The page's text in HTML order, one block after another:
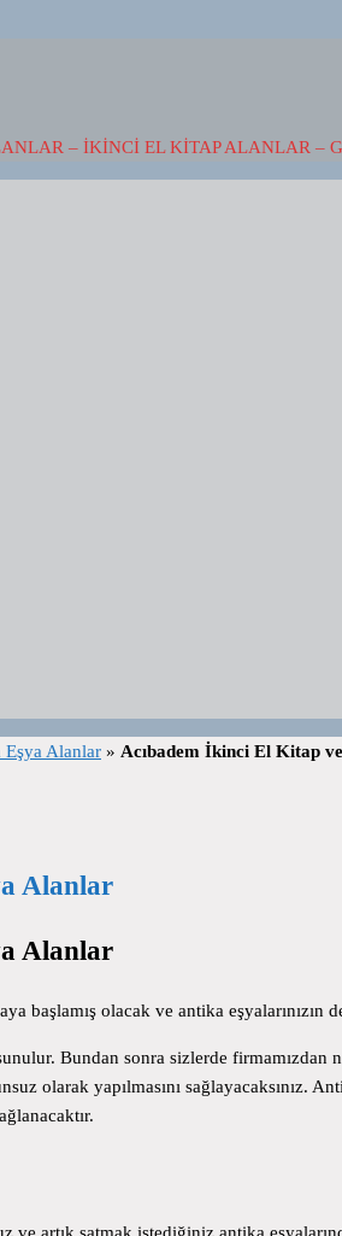
– İKINCI EL KITAP ALANLAR –
Alanlar » Acıbadem İkinci El Kitap
Alanlar
Alanlar
başlamış olacak ve antika eşyalarınızın
Bundan sonra sizlerde firmamızdan
olarak yapılmasını sağlayacaksınız.